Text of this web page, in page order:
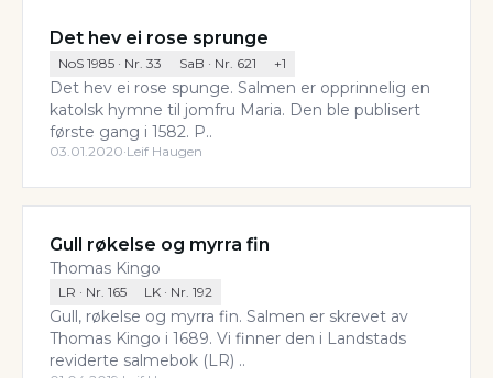
Det hev ei rose sprunge
NoS 1985 · Nr. 33 SaB · Nr. 621 +1
Det hev ei rose spunge. Salmen er opprinnelig en
katolsk hymne til jomfru Maria. Den ble publisert
første gang i 1582. P..
03.01.2020·Leif Haugen
Gull røkelse og myrra fin
Thomas Kingo
LR · Nr. 165 LK · Nr. 192
Gull, røkelse og myrra fin. Salmen er skrevet av
Thomas Kingo i 1689. Vi finner den i Landstads
reviderte salmebok (LR) ..